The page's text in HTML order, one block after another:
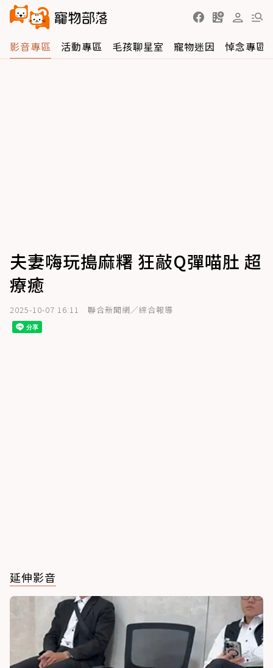
影音專區 活動專區 毛孩聊星室 寵物迷因 悼念專區
夫妻嗨玩搗麻糬 狂敲Q彈喵肚 超
療癒
2025-10-07 16:11 聯合新聞網／綜合報導
延伸影音